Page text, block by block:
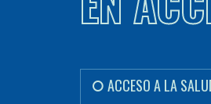
ACCESO A LA